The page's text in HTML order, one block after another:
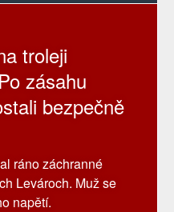
troleji
zásahu
bezpečně
ráno záchranné
Levároch. Muž se
napětí.